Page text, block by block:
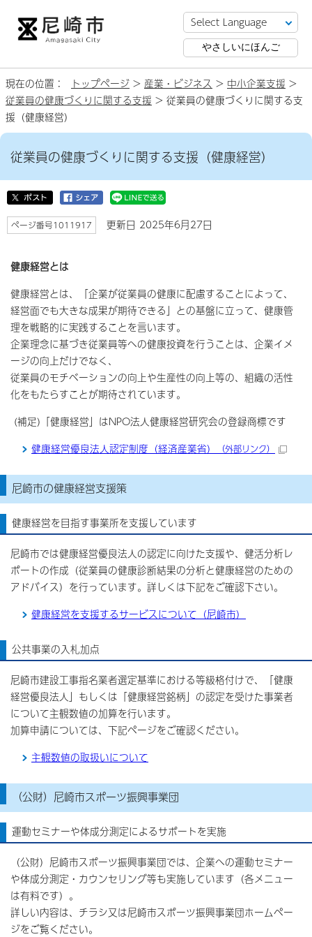
やさしいにほんご
現在の位置： トップページ > 産業・ビジネス > 中小企業支援 >
従業員の健康づくりに関する支援 > 従業員の健康づくりに関する支
援（健康経営）
従業員の健康づくりに関する支援（健康経営）
ページ番号1011917 更新日 2025年6月27日
健康経営とは
健康経営とは、「企業が従業員の健康に配慮することによって、
経営面でも大きな成果が期待できる」との基盤に立って、健康管
理を戦略的に実践することを言います。
企業理念に基づき従業員等への健康投資を行うことは、企業イメ
ージの向上だけでなく、
従業員のモチベーションの向上や生産性の向上等の、組織の活性
化をもたらすことが期待されています。
(補足)「健康経営」はNPO法人健康経営研究会の登録商標です
健康経営優良法人認定制度（経済産業省）
（外部リンク）
尼崎市の健康経営支援策
健康経営を目指す事業所を支援しています
尼崎市では健康経営優良法人の認定に向けた支援や、健活分析レ
ポートの作成（従業員の健康診断結果の分析と健康経営のための
アドバイス）を行っています。詳しくは下記をご確認下さい。
健康経営を支援するサービスについて（尼崎市）
公共事業の入札加点
尼崎市建設工事指名業者選定基準における等級格付けで、「健康
経営優良法人」もしくは「健康経営銘柄」の認定を受けた事業者
について主観数値の加算を行います。
加算申請については、下記ページをご確認ください。
主観数値の取扱いについて
（公財）尼崎市スポーツ振興事業団
運動セミナーや体成分測定によるサポートを実施
（公財）尼崎市スポーツ振興事業団では、企業への運動セミナー
や体成分測定・カウンセリング等も実施しています（各メニュー
は有料です）。
詳しい内容は、チラシ又は尼崎市スポーツ振興事業団ホームペー
ジをご覧ください。